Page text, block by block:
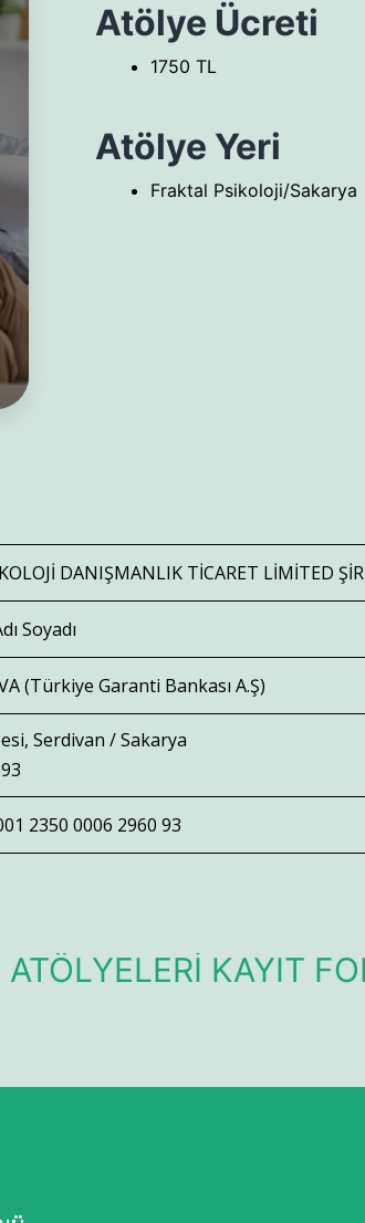
Atölye Ücreti
1750 TL
Atölye Yeri
Fraktal Psikoloji/Sakarya
DANIŞMANLIK TİCARET LİMİTED
Soyadı
(Türkiye Garanti Bankası A.Ş)
Serdivan / Sakarya
2350 0006 2960 93
KAYIT